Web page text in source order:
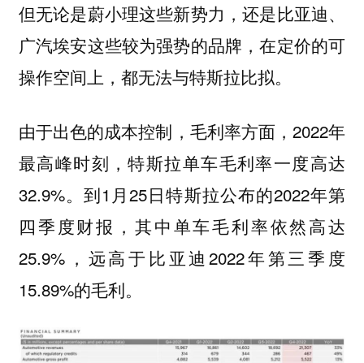
但无论是蔚小理这些新势力，还是比亚迪、
广汽埃安这些较为强势的品牌，在定价的可
操作空间上，都无法与特斯拉比拟。
由于出色的成本控制，毛利率方面，2022年
最高峰时刻，特斯拉单车毛利率一度高达
32.9%。到1月25日特斯拉公布的2022年第
四季度财报，其中单车毛利率依然高达
25.9%，远高于比亚迪2022年第三季度
15.89%的毛利。